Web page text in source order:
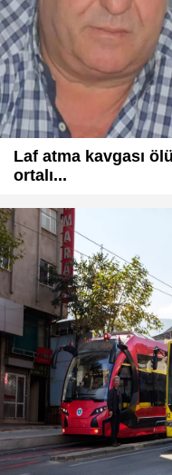
Laf atma kavgası
ortalı...